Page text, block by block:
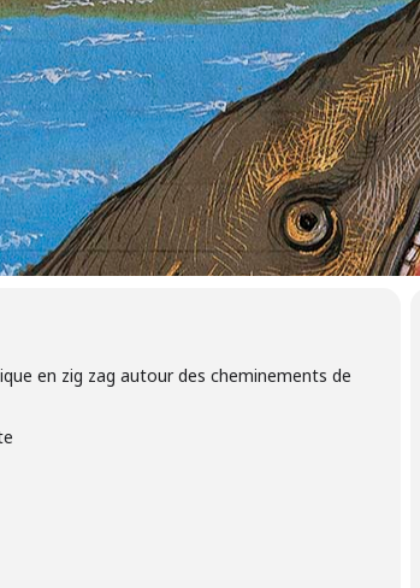
en zig zag autour des cheminements de